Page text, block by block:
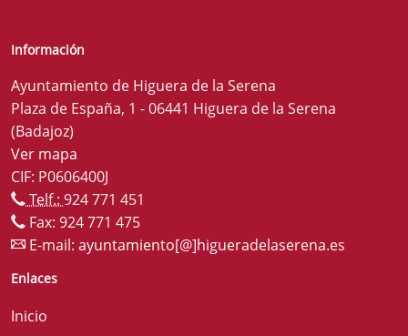
Información
Ayuntamiento de Higuera de la Serena
Plaza de España, 1 - 06441 Higuera de la Serena
(Badajoz)
Ver mapa
CIF: P0606400J
Telf.: 924 771 451
Fax: 924 771 475
E-mail: ayuntamiento[@]higueradelaserena.es
Enlaces
Inicio